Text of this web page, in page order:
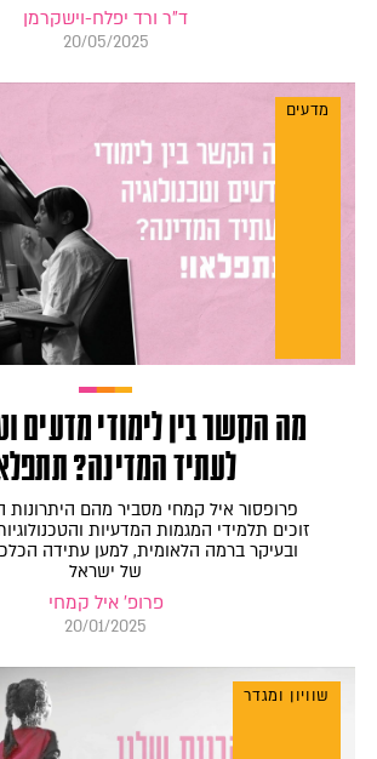
ד"ר ורד יפלח-וישקרמן
20/05/2025
מדעים
מה הקשר בין לימודי מדעים
לעתיד המדינה?
פרופסור איל קמחי מסביר מהם היתרונות
זוכים תלמידי המגמות המדעיות
ובעיקר ברמה הלאומית, למען עתידה
של ישראל
פרופ' איל קמחי
20/01/2025
שוויון ומגדר